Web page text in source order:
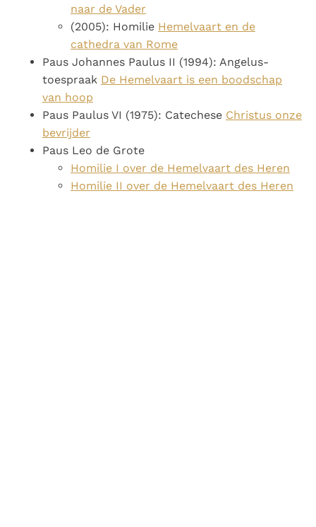
naar de Vader
(2005): Homilie Hemelvaart en de
cathedra van Rome
Paus Johannes Paulus II (1994): Angelus-
toespraak De Hemelvaart is een boodschap
van hoop
Paus Paulus VI (1975): Catechese Christus onze
bevrijder
Paus Leo de Grote
Homilie I over de Hemelvaart des Heren
Homilie II over de Hemelvaart des Heren